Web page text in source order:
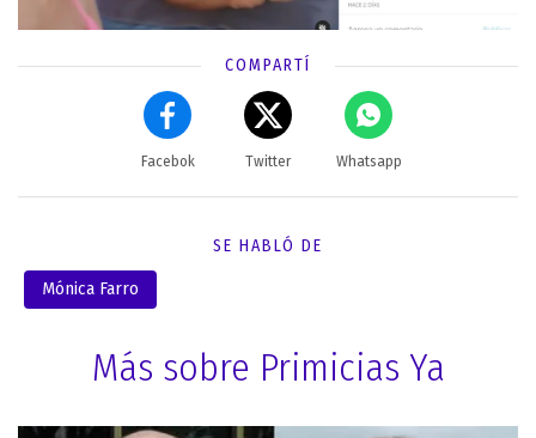
COMPARTÍ
Facebok Twitter Whatsapp
SE HABLÓ DE
Mónica Farro
Más sobre Primicias Ya